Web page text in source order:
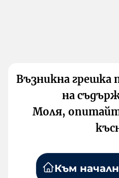
Възникна грешка
на
Моля,
Към